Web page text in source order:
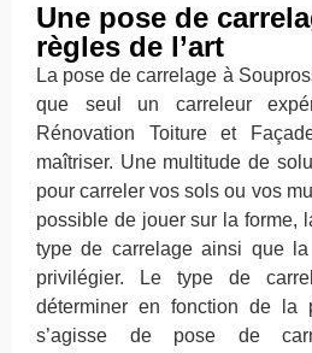
Une pose de
règles de l’art
La pose de carrelage à
que seul un carreleur
Rénovation Toiture et
maîtriser. Une multitude de
pour carreler vos sols ou vos
possible de jouer sur la forme,
type de carrelage ainsi que
privilégier. Le type de
déterminer en fonction de la
s’agisse de pose de